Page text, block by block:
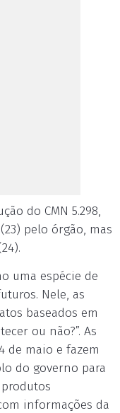
do CMN 5.298,
pelo órgão, mas
uma espécie de
Nele, as
baseados em
ou não?”. As
de maio e fazem
do governo para
informações da